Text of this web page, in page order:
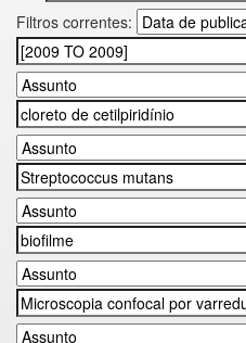
Filtros correntes: